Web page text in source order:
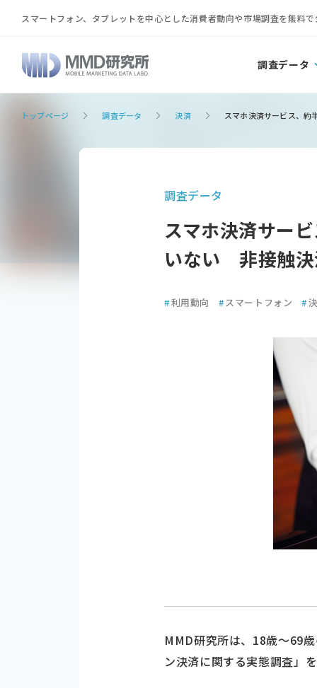
スマートフォン、タブレットを中心とした消費者動向や市場調査を無料で
調査データ
トップページ 調査データ 決済 スマホ決済サービス、
調査データ
スマホ決済サー
いない 非接触決
#利用動向 #スマートフォン #
MMD研究所は、18歳～69
ン決済に関する実態調査」